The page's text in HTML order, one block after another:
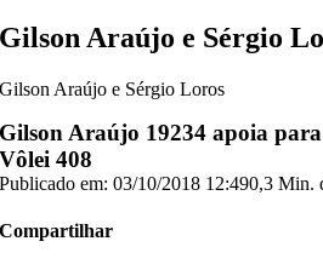
Gilson Araújo e Sérgio
Gilson Araújo e Sérgio Loros
Gilson Araújo 19234 apoia
Vôlei 408
Publicado em: 03/10/2018 12:490,3 Min.
Compartilhar